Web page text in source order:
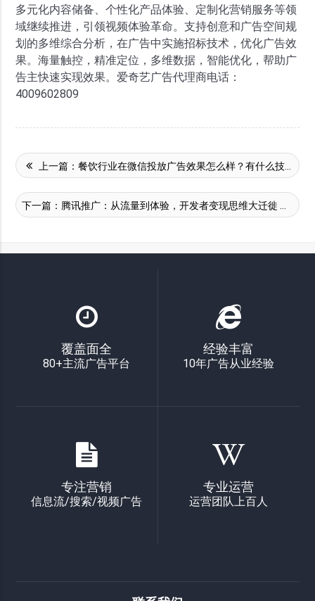
多元化内容储备、个性化产品体验、定制化营销服务等领
域继续推进，引领视频体验革命。支持创意和广告空间规
划的多维综合分析，在广告中实施招标技术，优化广告效
果。海量触控，精准定位，多维数据，智能优化，帮助广
告主快速实现效果。爱奇艺广告代理商电话：
4009602809
上一篇：餐饮行业在微信投放广告效果怎么样？有什么技巧？
下一篇： 腾讯推广：从流量到体验，开发者变现思维大迁徙
覆盖面全
80+主流广告平台
经验丰富
10年广告从业经验
专注营销
信息流/搜索/视频广告
专业运营
运营团队上百人